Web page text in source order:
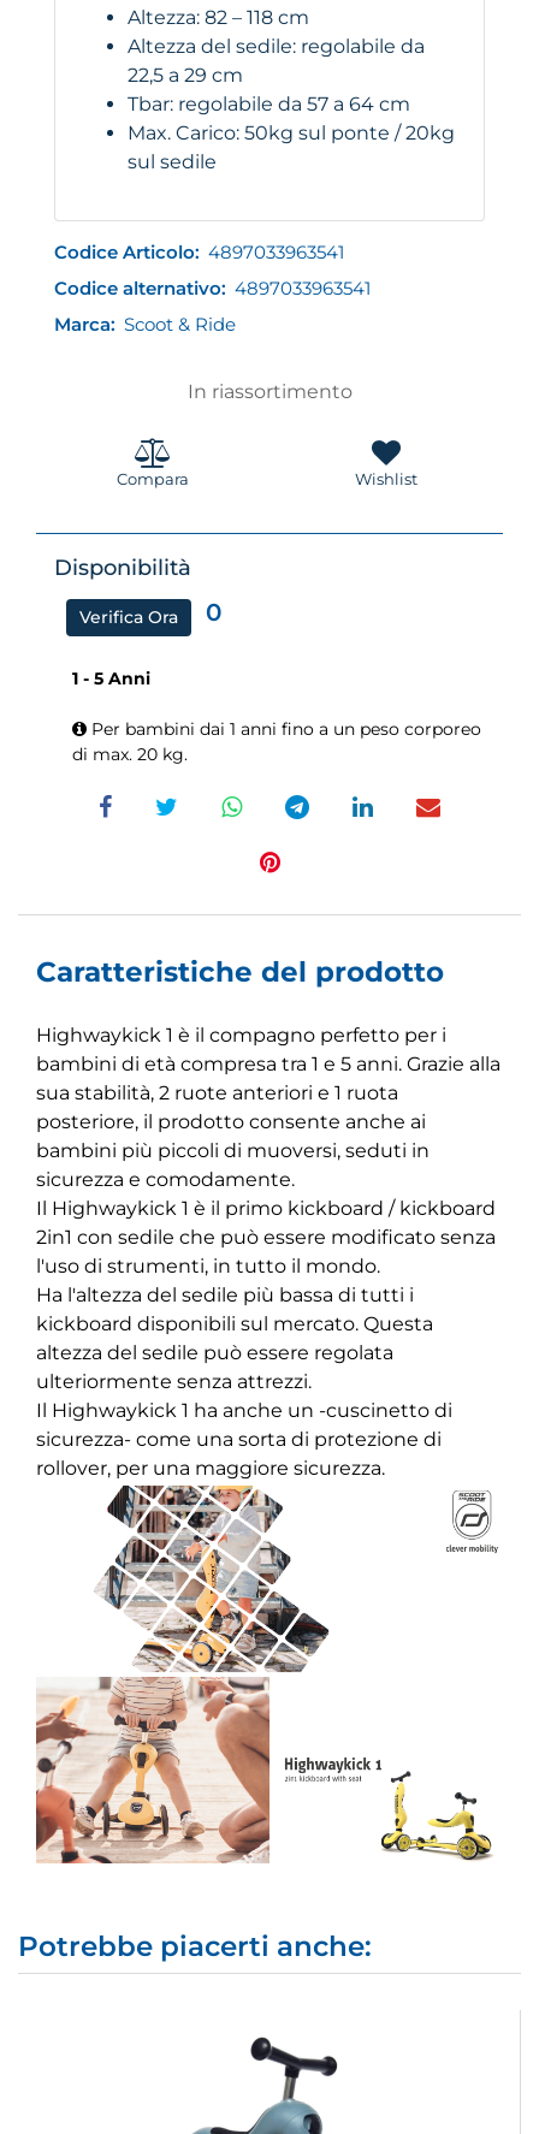
Altezza: 82 – 118 cm
Altezza del sedile: regolabile da
22,5 a 29 cm
Tbar: regolabile da 57 a 64 cm
Max. Carico: 50kg sul ponte / 20kg
sul sedile
Codice Articolo: 4897033963541
Codice alternativo: 4897033963541
Marca: Scoot & Ride
In riassortimento
Compara Wishlist
Disponibilità
Verifica Ora 0
1 - 5 Anni
Per bambini dai 1 anni fino a un peso corporeo
di max. 20 kg.
Caratteristiche del prodotto
Highwaykick 1 è il compagno perfetto per i
bambini di età compresa tra 1 e 5 anni. Grazie alla
sua stabilità, 2 ruote anteriori e 1 ruota
posteriore, il prodotto consente anche ai
bambini più piccoli di muoversi, seduti in
sicurezza e comodamente.
Il Highwaykick 1 è il primo kickboard / kickboard
2in1 con sedile che può essere modificato senza
l'uso di strumenti, in tutto il mondo.
Ha l'altezza del sedile più bassa di tutti i
kickboard disponibili sul mercato. Questa
altezza del sedile può essere regolata
ulteriormente senza attrezzi.
Il Highwaykick 1 ha anche un -cuscinetto di
sicurezza- come una sorta di protezione di
rollover, per una maggiore sicurezza.
Potrebbe piacerti anche: